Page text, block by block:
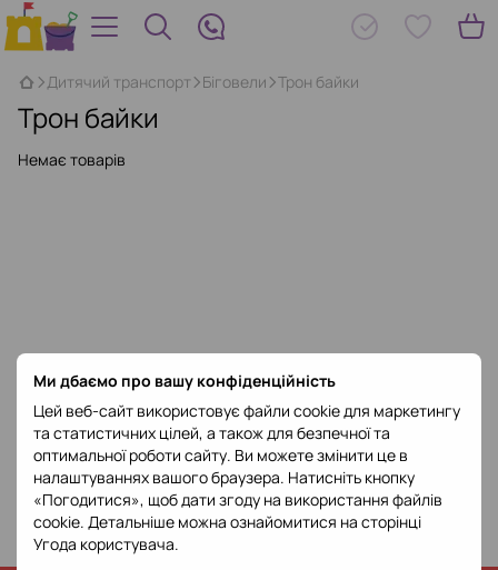
Ми дбаємо про вашу конфіденційність
Цей веб-сайт використовує файли cookie для маркетингу
та статистичних цілей, а також для безпечної та
оптимальної роботи сайту. Ви можете змінити це в
налаштуваннях вашого браузера. Натисніть кнопку
«Погодитися», щоб дати згоду на використання файлів
cookie. Детальніше можна ознайомитися на сторінці
Угода користувача.
Дитячий транспорт Біговели Трон байки
Трон байки
Немає товарів